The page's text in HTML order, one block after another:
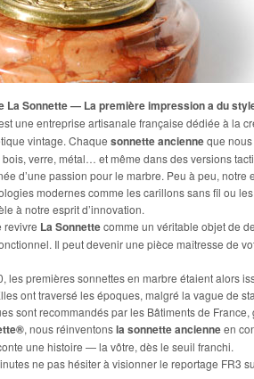
La Sonnette — La première impression a du
une entreprise artisanale française dédiée à la
vintage. Chaque sonnette ancienneque
verre, métal… et même dans des versions
d’une passion pour le marbre. Peu à peu, notre
modernes comme les carillons sans fil ou
à notre esprit d’innovation.
revivre La Sonnettecomme un véritable objet de
Il peut devenir une pièce maîtresse de
les premières sonnettes en marbre étaient alors
ont traversé les époques, malgré la vague de
sont recommandés par les Bâtiments de France,
, nous réinventonsla sonnette ancienneen
une histoire — la vôtre, dès le seuil franchi.
ne pas hésiter à visionner le reportage FR3